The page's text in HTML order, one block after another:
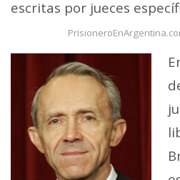
escritas por